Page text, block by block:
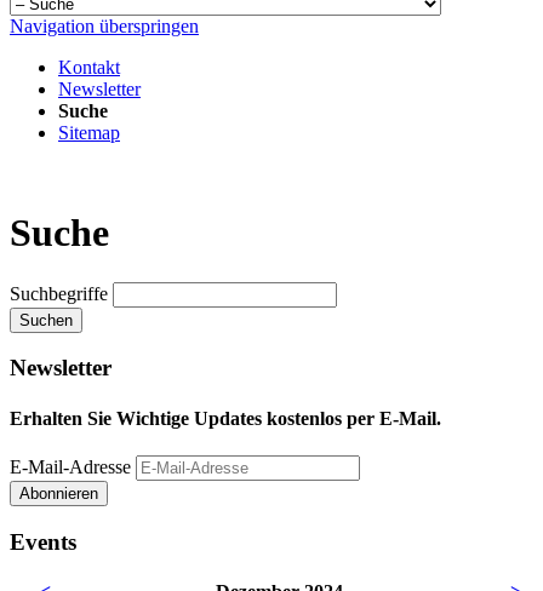
Navigation überspringen
Kontakt
Newsletter
Suche
Sitemap
Suche
Suchbegriffe
Suchen
Newsletter
Erhalten Sie Wichtige Updates kostenlos per E-Mail.
E-Mail-Adresse
Abonnieren
Events